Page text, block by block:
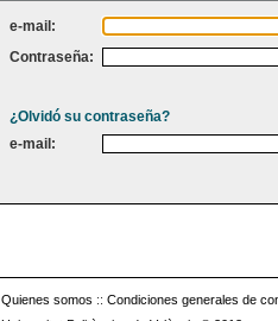
e-mail:
Contraseña:
¿Olvidó su contraseña?
e-mail:
Quienes somos :: Condiciones generales de